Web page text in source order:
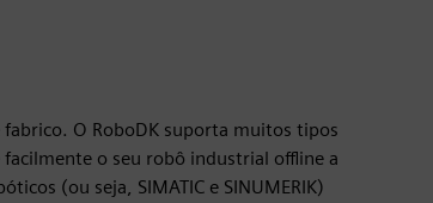
O RoboDK suporta muitos tipos
o seu robô industrial offline a
(ou seja, SIMATIC e SINUMERIK)